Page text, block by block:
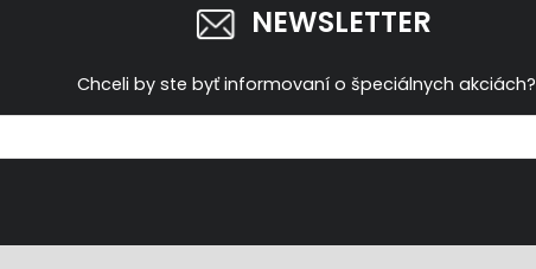
NEWSLETTER
Chceli by ste byť informovaní o špeciálnych akciách?